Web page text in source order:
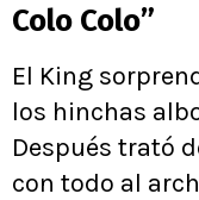
Colo Colo”
El King
los hinchas
Después trató
con todo al